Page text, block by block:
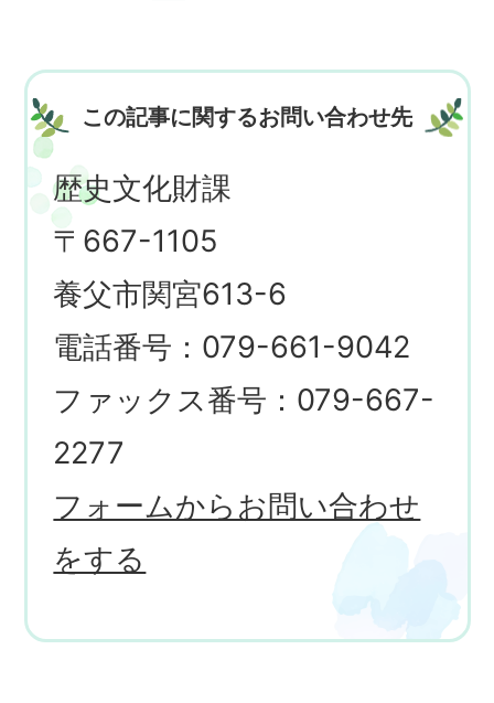
この記事に関するお問い合わせ先
歴史文化財課
〒667-1105
養父市関宮613-6
電話番号：079-661-9042
ファックス番号：079-667-
2277
フォームからお問い合わせ
をする